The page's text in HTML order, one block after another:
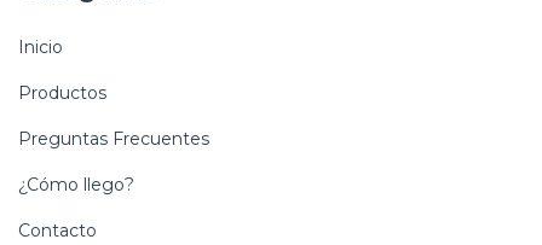
Inicio
Productos
Preguntas Frecuentes
¿Cómo llego?
Contacto